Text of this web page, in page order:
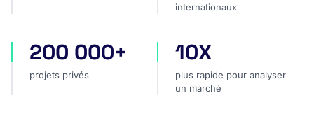
internationaux
projets privés
200 000+
projets privés
plus rapide pour analyser
10X
plus rapide pour analyser
un marché